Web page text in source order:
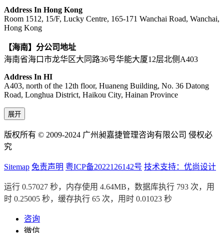
Address In Hong Kong
Room 1512, 15/F, Lucky Centre, 165-171 Wanchai Road, Wanchai,
Hong Kong
【海南】分公司地址
海南省海口市龙华区大同路36号华能大厦12层北侧A403
Address In HI
A403, north of the 12th floor, Huaneng Building, No. 36 Datong
Road, Longhua District, Haikou City, Hainan Province
展开
版权所有 © 2009-2024 广州昶嘉捷管理咨询有限公司 侵权必
究
Sitemap 免责声明 粤ICP备2022126142号 技术支持：优尚设计
运行 0.57027 秒，内存使用 4.64MB，数据库执行 793 次，用
时 0.25005 秒，缓存执行 65 次，用时 0.01023 秒
咨询
微信